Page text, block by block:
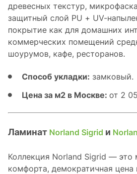
древесных текстур,
защитный слой PU + UV-
покрытие как для домашних
коммерческих помещений
шоурумов, кафе, ресторанов.
Способ укладки: замковый.
Цена за м2 в Москве: от 2
Ламинат Norland Sigrid и
Коллекция Norland Sigrid — это
комфорта, демократичная цена